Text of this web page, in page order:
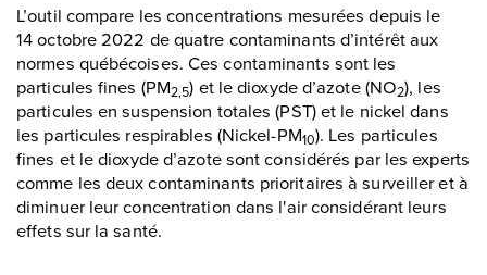
L’outil compare les concentrations mesurées depuis le
14 octobre 2022 de quatre contaminants d’intérêt aux
normes québécoises. Ces contaminants sont les
particules fines (PM2,5) et le dioxyde d’azote (NO2), les
particules en suspension totales (PST) et le nickel dans
les particules respirables (Nickel-PM10). Les particules
fines et le dioxyde d’azote sont considérés par les experts
comme les deux contaminants prioritaires à surveiller et à
diminuer leur concentration dans l'air considérant leurs
effets sur la santé.